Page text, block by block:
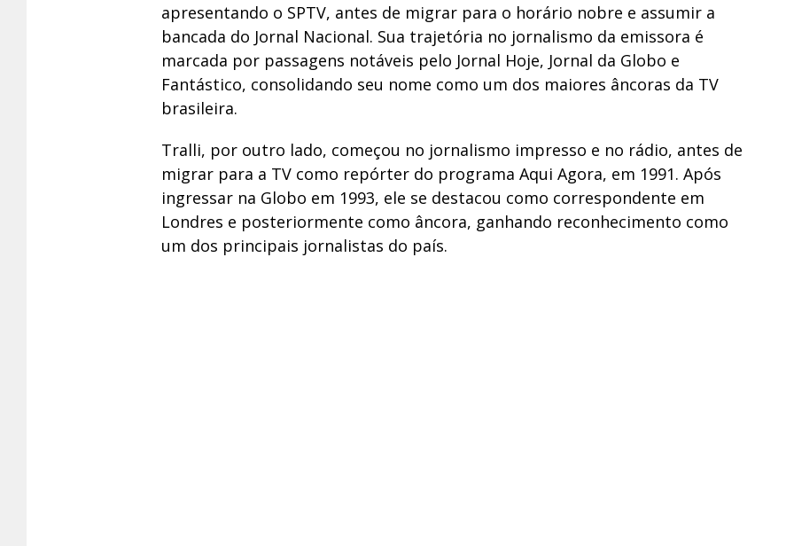
apresentando o SPTV, antes de migrar para o horário nobre e assumir a
bancada do Jornal Nacional. Sua trajetória no jornalismo da emissora é
marcada por passagens notáveis pelo Jornal Hoje, Jornal da Globo e
Fantástico, consolidando seu nome como um dos maiores âncoras da TV
brasileira.
Tralli, por outro lado, começou no jornalismo impresso e no rádio, antes de
migrar para a TV como repórter do programa Aqui Agora, em 1991. Após
ingressar na Globo em 1993, ele se destacou como correspondente em
Londres e posteriormente como âncora, ganhando reconhecimento como
um dos principais jornalistas do país.